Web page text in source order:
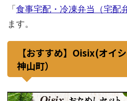
「 食事宅配・冷凍弁当（宅配
ます。
【おすすめ】Oisix(オイ
神山町）